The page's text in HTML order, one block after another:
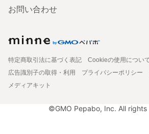
お問い合わせ
特定商取引法に基づく表記
Cookieの使用につい
広告識別子の取得・利用
プライバシーポリシー
メディアキット
©GMO Pepabo, Inc. All rights